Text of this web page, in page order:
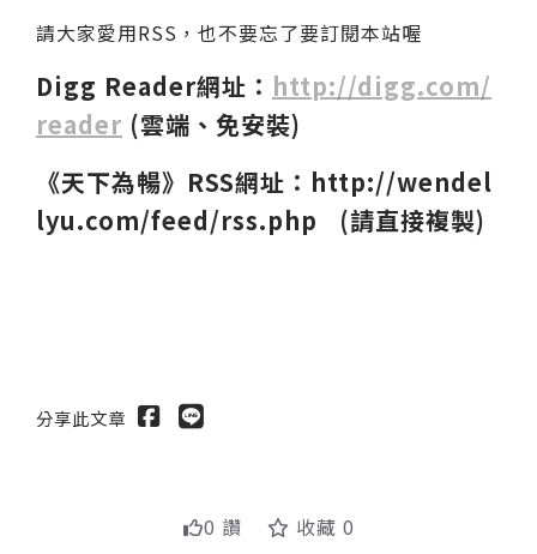
請大家愛用RSS，也不要忘了要訂閱本站喔
Digg Reader網址： http://digg.com/
reader (雲端、免安裝)
《天下為暢》RSS網址：http://wendel
lyu.com/feed/rss.php (請直接複製)
分享此文章
0 讚 收藏 0